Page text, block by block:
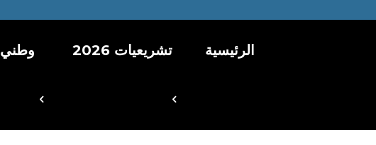
الرئيسية تشريعيات 2026 وطني